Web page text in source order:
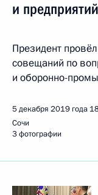
и
Президент
совещаний по
и оборонно-
5 декабря 2019 года
Сочи
3 фотографии